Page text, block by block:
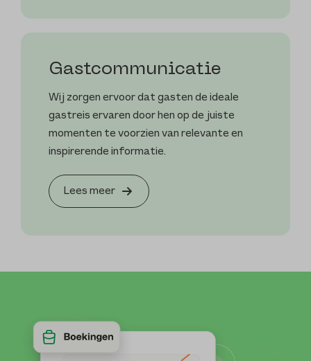
Gast­communicatie
Wij zorgen ervoor dat gasten de ideale
gastreis ervaren door hen op de juiste
momenten te voorzien van relevante en
inspirerende informatie.
Lees meer